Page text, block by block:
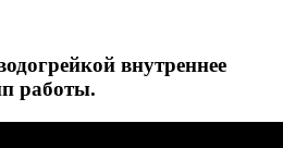
внутреннее
работы.